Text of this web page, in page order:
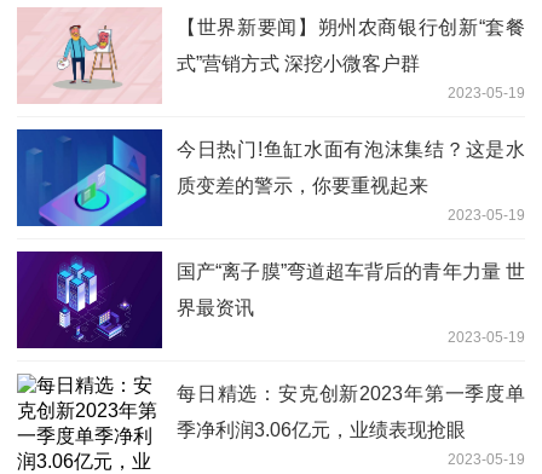
【世界新要闻】朔州农商银行创新“套餐
式”营销方式 深挖小微客户群
2023-05-19
今日热门!鱼缸水面有泡沫集结？这是水
质变差的警示，你要重视起来
2023-05-19
国产“离子膜”弯道超车背后的青年力量 世
界最资讯
2023-05-19
每日精选：安克创新2023年第一季度单
季净利润3.06亿元，业绩表现抢眼
2023-05-19